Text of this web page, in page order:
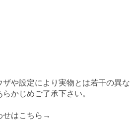
や設定により実物とは若干の異な
かじめご了承下さい。
せはこちら→